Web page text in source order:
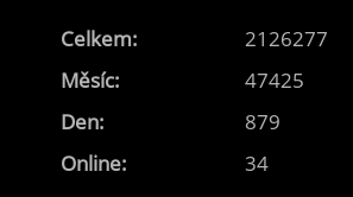
Online: 34
Celkem:
2126277
Měsíc:
47425
Den:
879